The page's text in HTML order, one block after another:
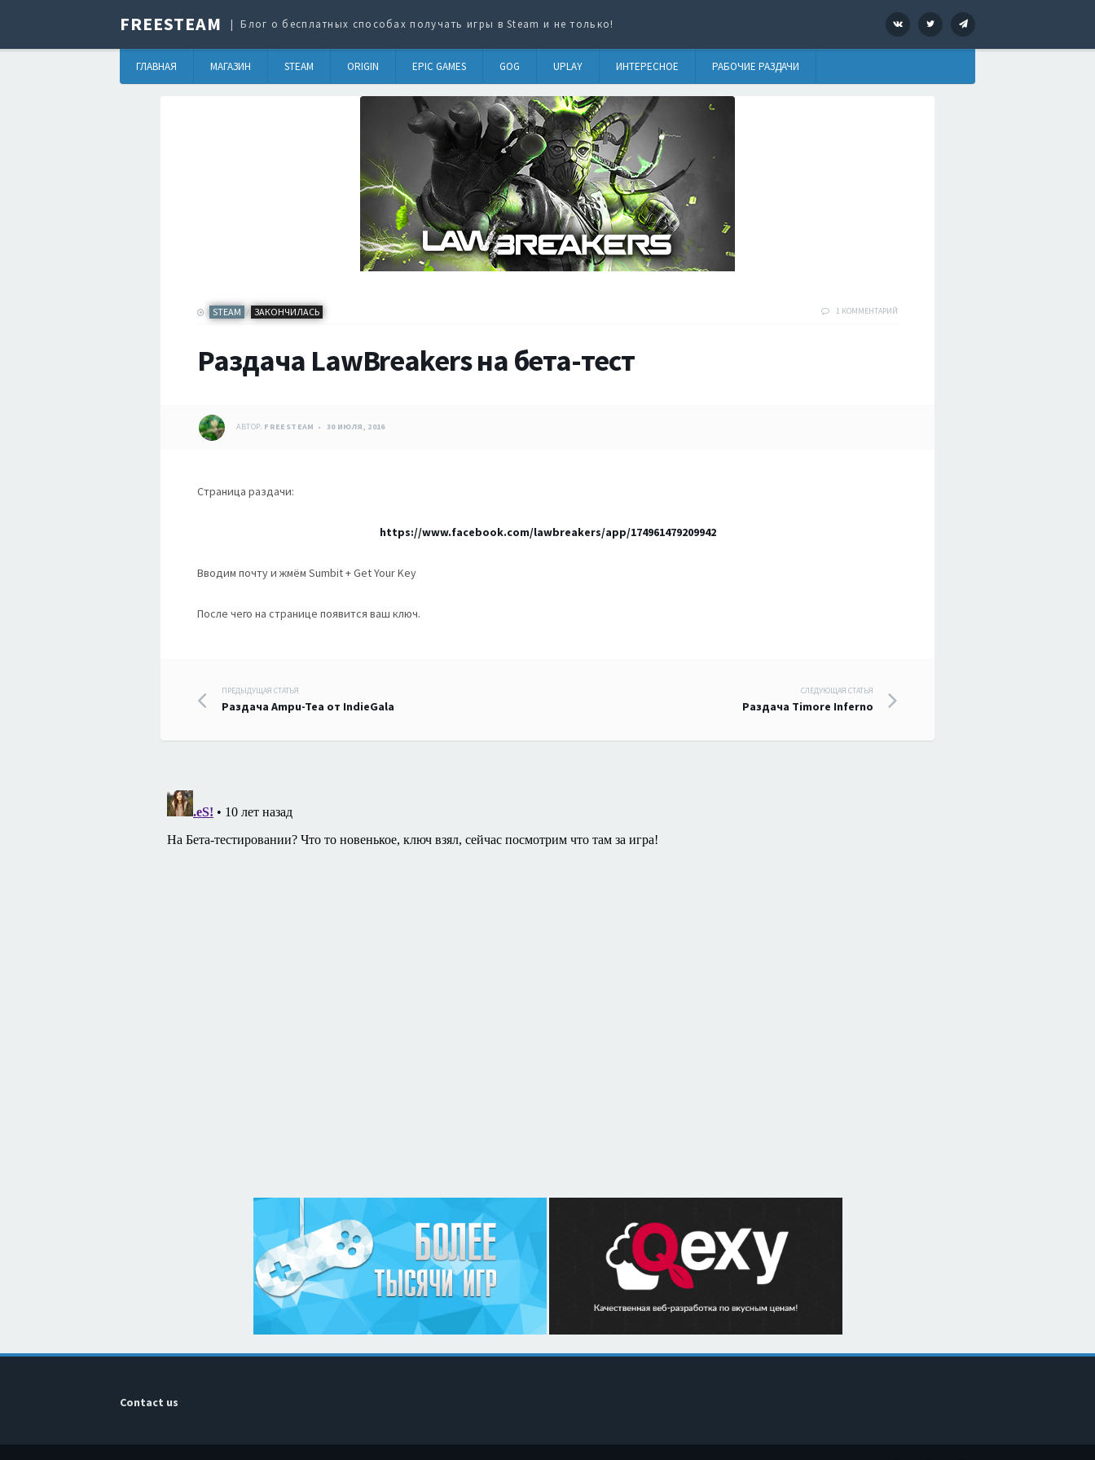
FREESTEAM Блог о бесплатных способах получать игры в Steam и не только! VK Twitter
ГЛАВНАЯ МАГАЗИН STEAM ORIGIN EPIC GAMES GOG UPLAY ИНТЕРЕСНОЕ РАБОЧИЕ РАЗДАЧИ
STEAM / ЗАКОНЧИЛАСЬ 1 КОММЕНТАРИЙ
Раздача LawBreakers на бета-тест
АВТОР: FREESTEAM 30 ИЮЛЯ, 2016
Страница раздачи:
https://www.facebook.com/lawbreakers/app/174961479209942
Вводим почту и жмём Sumbit + Get Your Key
После чего на странице появится ваш ключ.
Навигация
по
ПРЕДЫДУЩАЯ СТАТЬЯ
Раздача Ampu-Tea от IndieGala
СЛЕДУЮЩАЯ СТАТЬЯ
Раздача Timore Inferno
Contact us